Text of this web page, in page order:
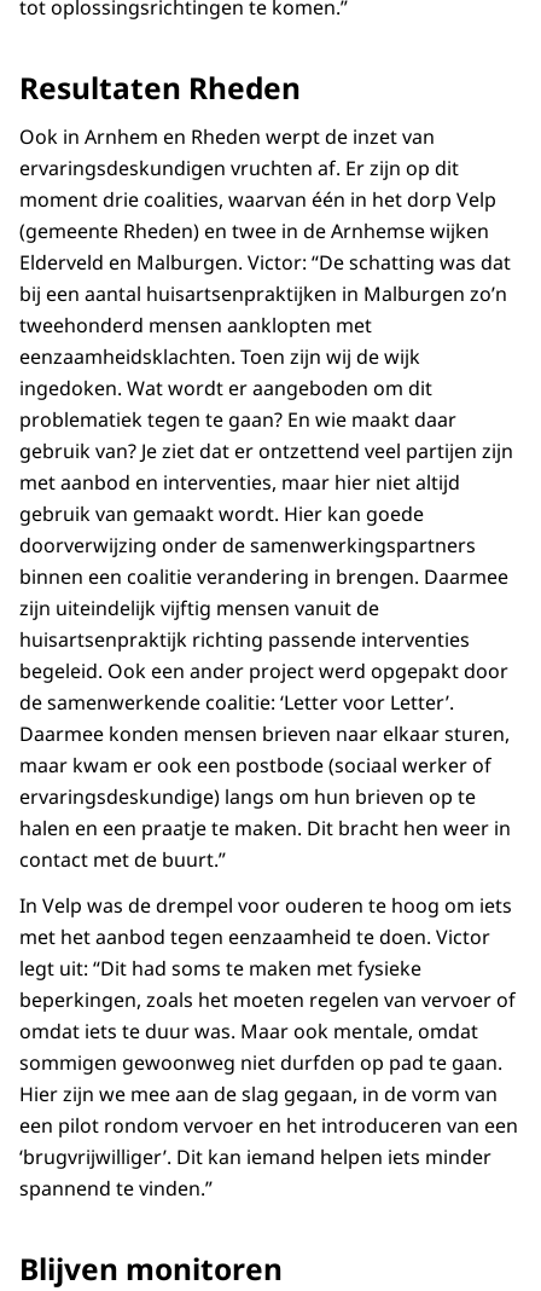
tot oplossingsrichtingen te komen.”
Resultaten Rheden
Ook in Arnhem en Rheden werpt de inzet van
ervaringsdeskundigen vruchten af. Er zijn op dit
moment drie coalities, waarvan één in het dorp Velp
(gemeente Rheden) en twee in de Arnhemse wijken
Elderveld en Malburgen. Victor: “De schatting was dat
bij een aantal huisartsenpraktijken in Malburgen zo’n
tweehonderd mensen aanklopten met
eenzaamheidsklachten. Toen zijn wij de wijk
ingedoken. Wat wordt er aangeboden om dit
problematiek tegen te gaan? En wie maakt daar
gebruik van? Je ziet dat er ontzettend veel partijen zijn
met aanbod en interventies, maar hier niet altijd
gebruik van gemaakt wordt. Hier kan goede
doorverwijzing onder de samenwerkingspartners
binnen een coalitie verandering in brengen. Daarmee
zijn uiteindelijk vijftig mensen vanuit de
huisartsenpraktijk richting passende interventies
begeleid. Ook een ander project werd opgepakt door
de samenwerkende coalitie: ‘Letter voor Letter’.
Daarmee konden mensen brieven naar elkaar sturen,
maar kwam er ook een postbode (sociaal werker of
ervaringsdeskundige) langs om hun brieven op te
halen en een praatje te maken. Dit bracht hen weer in
contact met de buurt.”
In Velp was de drempel voor ouderen te hoog om iets
met het aanbod tegen eenzaamheid te doen. Victor
legt uit: “Dit had soms te maken met fysieke
beperkingen, zoals het moeten regelen van vervoer of
omdat iets te duur was. Maar ook mentale, omdat
sommigen gewoonweg niet durfden op pad te gaan.
Hier zijn we mee aan de slag gegaan, in de vorm van
een pilot rondom vervoer en het introduceren van een
‘brugvrijwilliger’. Dit kan iemand helpen iets minder
spannend te vinden.”
Blijven monitoren